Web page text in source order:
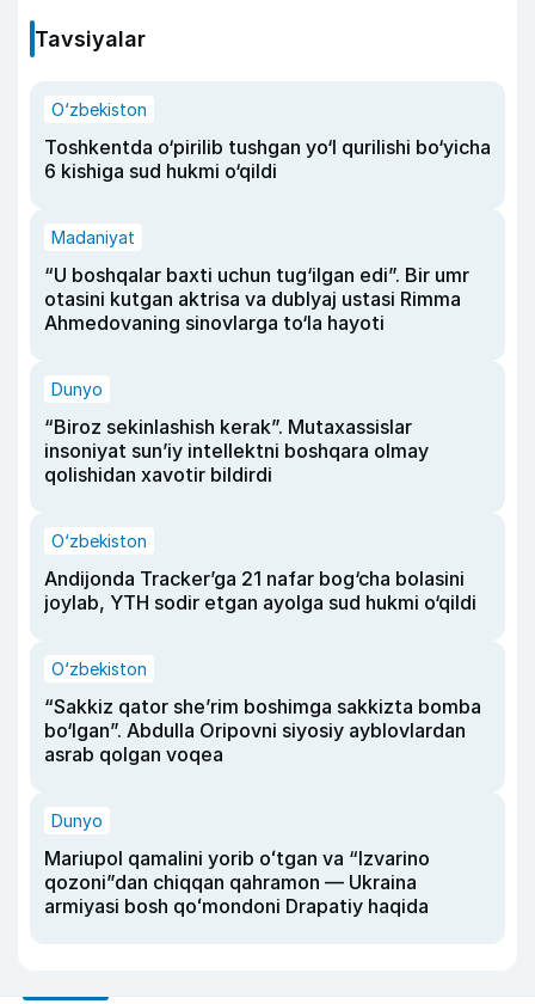
Tavsiyalar
O‘zbekiston
Toshkentda o‘pirilib tushgan yo‘l qurilishi bo‘yicha
6 kishiga sud hukmi o‘qildi
Madaniyat
“U boshqalar baxti uchun tug‘ilgan edi”. Bir umr
otasini kutgan aktrisa va dublyaj ustasi Rimma
Ahmedovaning sinovlarga to‘la hayoti
Dunyo
“Biroz sekinlashish kerak”. Mutaxassislar
insoniyat sun’iy intellektni boshqara olmay
qolishidan xavotir bildirdi
O‘zbekiston
Andijonda Tracker’ga 21 nafar bog‘cha bolasini
joylab, YTH sodir etgan ayolga sud hukmi o‘qildi
O‘zbekiston
“Sakkiz qator she’rim boshimga sakkizta bomba
bo‘lgan”. Abdulla Oripovni siyosiy ayblovlardan
asrab qolgan voqea
Dunyo
Mariupol qamalini yorib oʻtgan va “Izvarino
qozoni”dan chiqqan qahramon — Ukraina
armiyasi bosh qoʻmondoni Drapatiy haqida